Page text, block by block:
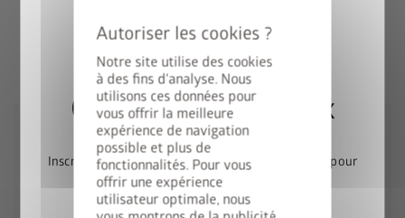
Notre site utilise des cookies
à des fins d'analyse. Nous
utilisons ces données pour
vous offrir la meilleure
expérience de navigation
possible et plus de
fonctionnalités. Pour vous
offrir une expérience
utilisateur optimale, nous
Tél.: +353 53 900 7047
info@ardinagh.com
Gagnez une StyleBox
Inscrivez-vous dès maintenant à notre newsletter pour
participer automatiquement au tirage au sort.